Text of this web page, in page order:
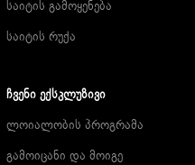
საიტის გამოყენება
საიტის რუქა
ᲩᲕᲔᲜᲘ ᲔᲥᲡᲙᲚᲣᲖᲘᲕᲘ
ლოიალობის პროგრამა
გამოიცანი და მოიგე